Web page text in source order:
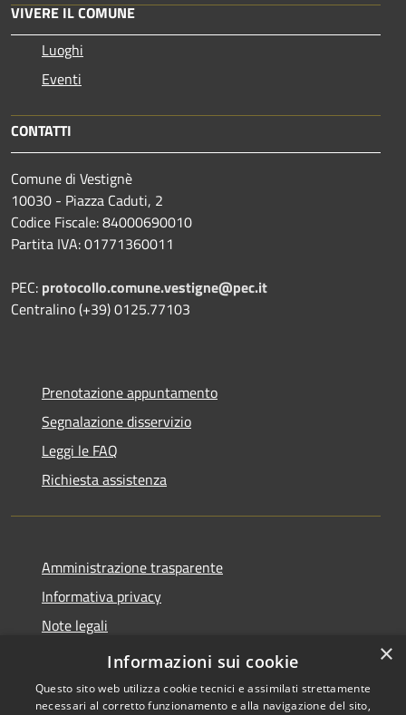
VIVERE IL COMUNE
Luoghi
Eventi
CONTATTI
Comune di Vestignè
10030 - Piazza Caduti, 2
Codice Fiscale: 84000690010
Partita IVA: 01771360011
PEC: protocollo.comune.vestigne@pec.it
Centralino (+39) 0125.77103
Prenotazione appuntamento
Segnalazione disservizio
Leggi le FAQ
Richiesta assistenza
Amministrazione trasparente
Informativa privacy
Note legali
Dichiarazione di accessibilità
×
Informazioni sui cookie
Questo sito web utilizza cookie tecnici e assimilati strettamente
necessari al corretto funzionamento e alla navigazione del sito,